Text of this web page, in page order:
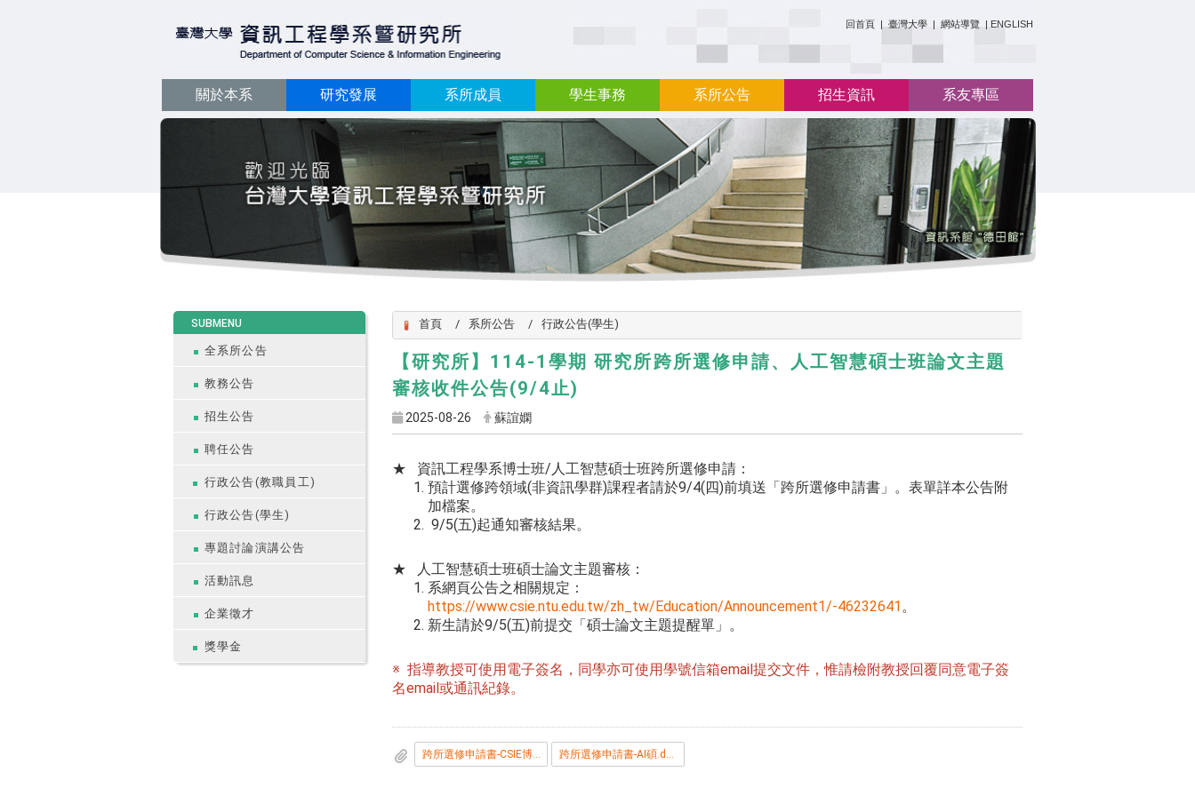
回首頁 | 臺灣大學 | 網站導覽 | ENGLISH
關於本系 研究發展 系所成員 學生事務 系所公告 招生資訊 系友專區
SUBMENU
全系所公告
教務公告
招生公告
聘任公告
行政公告(教職員工)
行政公告(學生)
專題討論演講公告
活動訊息
企業徵才
獎學金
首頁 系所公告 行政公告(學生)
【研究所】114-1學期 研究所跨所選修申請、人工智慧碩士班論文主題
審核收件公告(9/4止)
2025-08-26 蘇誼嫻
★ 資訊工程學系博士班/人工智慧碩士班跨所選修申請：
預計選修跨領域(非資訊學群)課程者請於9/4(四)前填送「跨所選修申請書」。表單詳本公告附
加檔案。
9/5(五)起通知審核結果。
★ 人工智慧碩士班碩士論文主題審核：
系網頁公告之相關規定：
https://www.csie.ntu.edu.tw/zh_tw/Education/Announcement1/-46232641 。
新生請於9/5(五)前提交「碩士論文主題提醒單」。
※ 指導教授可使用電子簽名，同學亦可使用學號信箱email提交文件，惟請檢附教授回覆同意電子簽
名email或通訊紀錄。
跨所選修申請書-CSIE博.doc 跨所選修申請書-AI碩.docx